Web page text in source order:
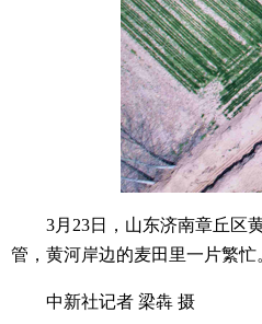
3月23日，山东济南章丘区黄
管，黄河岸边的麦田里一片繁忙
中新社记者 梁犇 摄